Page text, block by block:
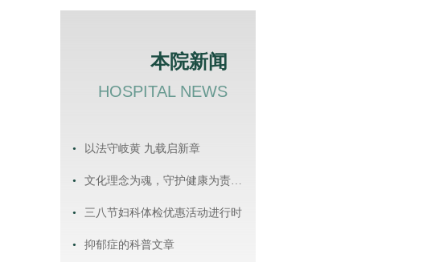
本院新闻
HOSPITAL NEWS
• 以法守岐黄 九载启新章
• 文化理念为魂，守护健康为责——河东街道社区卫生服务中心工作纪实
• 三八节妇科体检优惠活动进行时
• 抑郁症的科普文章